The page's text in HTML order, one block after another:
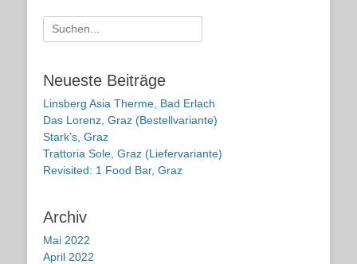
Suche
nach:
Neueste Beiträge
Linsberg Asia Therme, Bad Erlach
Das Lorenz, Graz (Bestellvariante)
Stark’s, Graz
Trattoria Sole, Graz (Liefervariante)
Revisited: 1 Food Bar, Graz
Archiv
Mai 2022
April 2022